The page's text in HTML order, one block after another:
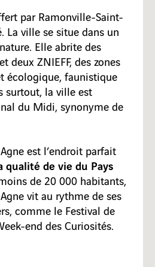
par Ramonville-Saint-
La ville se situe dans un
Elle abrite des
deux ZNIEFF, des zones
écologique, faunistique
surtout, la ville est
du Midi, synonyme de
est l’endroit parfait
qualité de vie du Pays
de 20 000 habitants,
vit au rythme de ses
comme le Festival de
end des Curiosités.